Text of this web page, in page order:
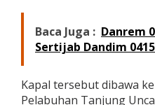
N
a
r
o
b
Baca Juga : Danrem
Sertijab Dandim
Kapal tersebut dibawa
Pelabuhan Tanjung